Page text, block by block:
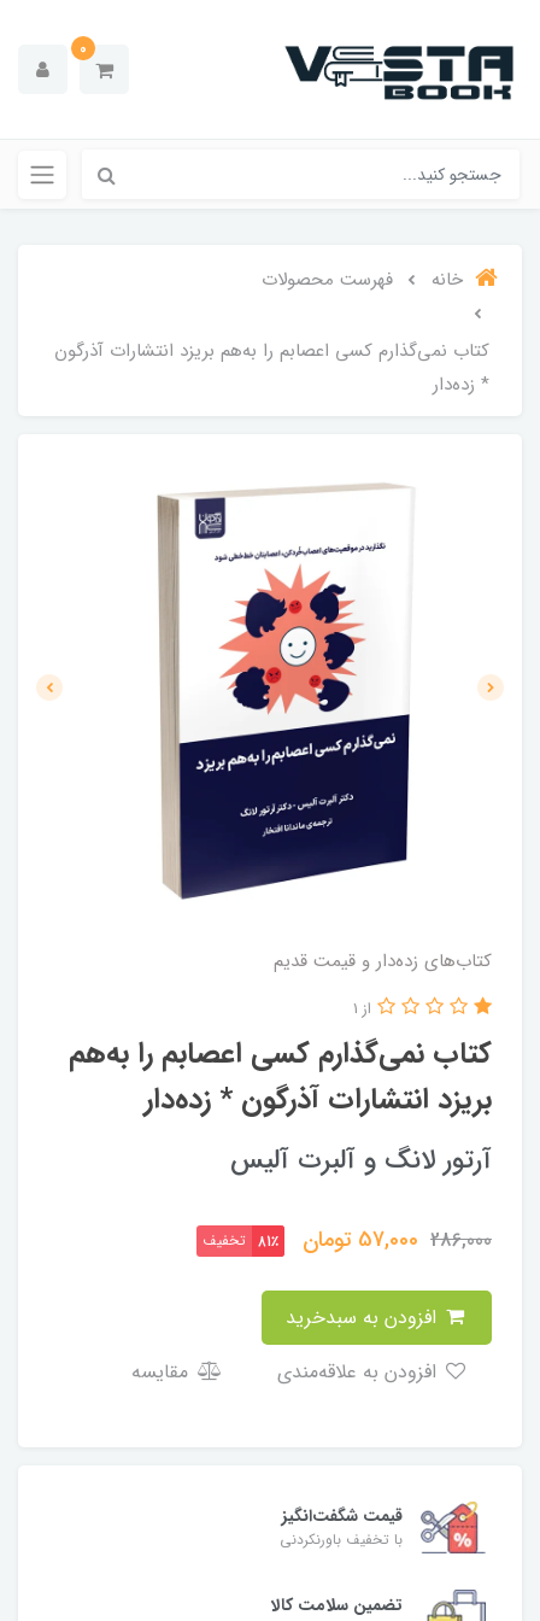
0
خانه فهرست محصولات
کتاب نمی‌گذارم کسی اعصابم را به‌هم بریزد انتشارات آذرگون
* زده‌دار
کتاب‌های زده‌دار و قیمت قدیم
کتاب نمی‌گذارم کسی اعصابم را به‌هم
بریزد انتشارات آذرگون * زده‌دار
از 1
آرتور لانگ و آلبرت آلیس
286,000
57,000 تومان 81٪ تخفیف
مقایسه
قیمت شگفت‌انگیز
با تخفیف باورنکردنی
تضمین سلامت کالا